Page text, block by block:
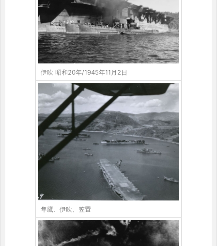
伊吹 昭和20年/1945年11月2日
隼鷹、伊吹、笠置